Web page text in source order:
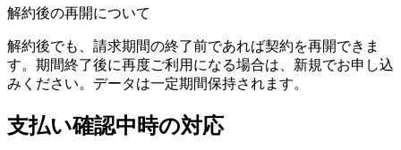
解約後の再開について
解約後でも、請求期間の終了前であれば契約を再開できま
す。期間終了後に再度ご利用になる場合は、新規でお申し込
みください。データは一定期間保持されます。
支払い確認中時の対応